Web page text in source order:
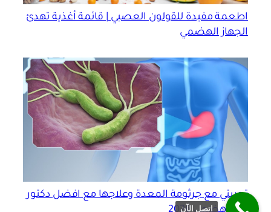
اطعمة مفيدة للقولون العصبي | قائمة أغذية تهدئ
الجهاز الهضمي
تجربتي مع جرثومة المعدة وعلاجها مع افضل دكتور
اتصل الآن